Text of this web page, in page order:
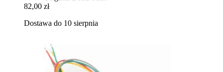
82,00 zł
Dostawa do 10 sierpnia